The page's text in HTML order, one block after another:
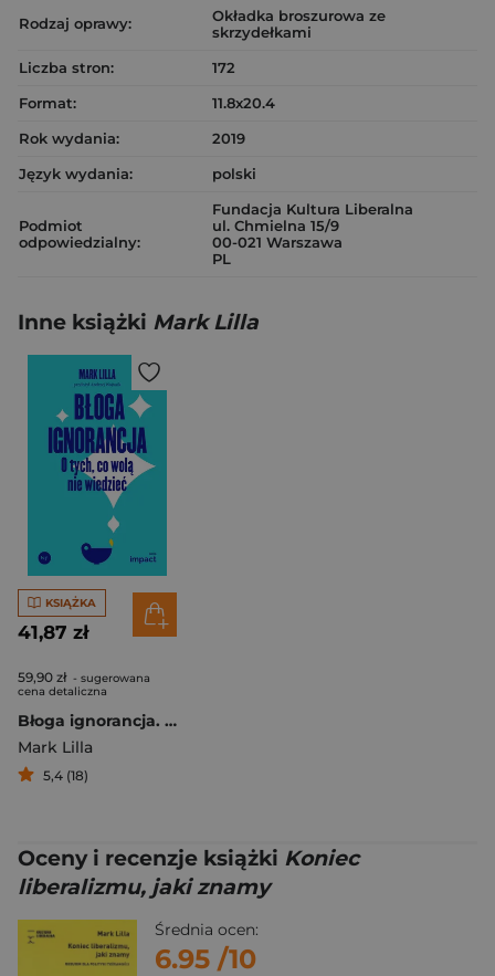
Rodzaj oprawy:
Okładka broszurowa ze
skrzydełkami
Liczba stron:
172
Format:
11.8x20.4
Rok wydania:
2019
Język wydania:
polski
Podmiot
odpowiedzialny:
Fundacja Kultura Liberalna
ul. Chmielna 15/9
00-021 Warszawa
PL
Inne książki Mark Lilla
KSIĄŻKA
41,87 zł
59,90 zł - sugerowana
cena detaliczna
Błoga ignorancja. O tych, co wolą nie wiedzieć.
Mark Lilla
5,4 (18)
Oceny i recenzje książki Koniec
liberalizmu, jaki znamy
Średnia ocen:
6.95 /10